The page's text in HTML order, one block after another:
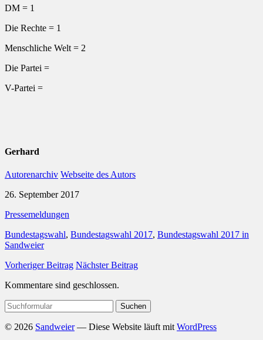
DM = 1
Die Rechte = 1
Menschliche Welt = 2
Die Partei =
V-Partei =
Gerhard
Autorenarchiv Webseite des Autors
26. September 2017
Pressemeldungen
Bundestagswahl, Bundestagswahl 2017, Bundestagswahl 2017 in
Sandweier
Vorheriger Beitrag Nächster Beitrag
Kommentare sind geschlossen.
Suchen
nach:
© 2026 Sandweier— Diese Website läuft mit WordPress